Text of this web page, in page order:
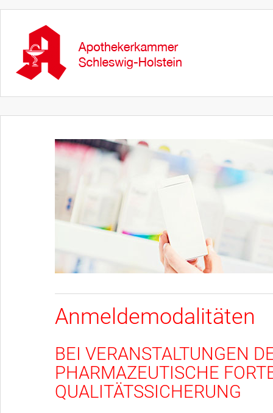
Anmeldemodalitäten
BEI VERANSTALTUNGEN
PHARMAZEUTISCHE
QUALITÄTSSICHERUNG